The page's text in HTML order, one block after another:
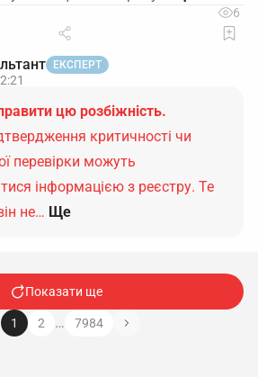
6
ЕКСПЕРТ
цю розбіжність.
критичності чи
перевірки можуть
інформацією з реєстру. Те
не… Ще
Показати ще
1 2 … 7984